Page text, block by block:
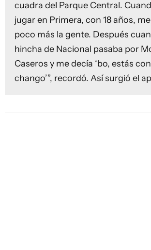
cuadra del Parque Central.
jugar en Primera, con 18 años,
poco más la gente. Después
hincha de Nacional pasaba por
Caseros y me decía ‘bo, estás
chango’”, recordó. Así surgió el